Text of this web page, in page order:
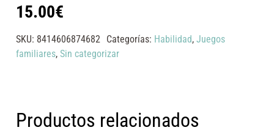
15.00€
SKU: 8414606874682 Categorías: Habilidad, Juegos
familiares,Sin categorizar
Productos relacionados